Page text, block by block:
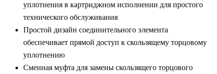
уплотнения в картриджном исполнении для простого
технического обслуживания
Простой дизайн соединительного элемента
обеспечивает прямой доступ к скользящему торцовому
уплотнению
Сменная муфта для замены скользящего торцового